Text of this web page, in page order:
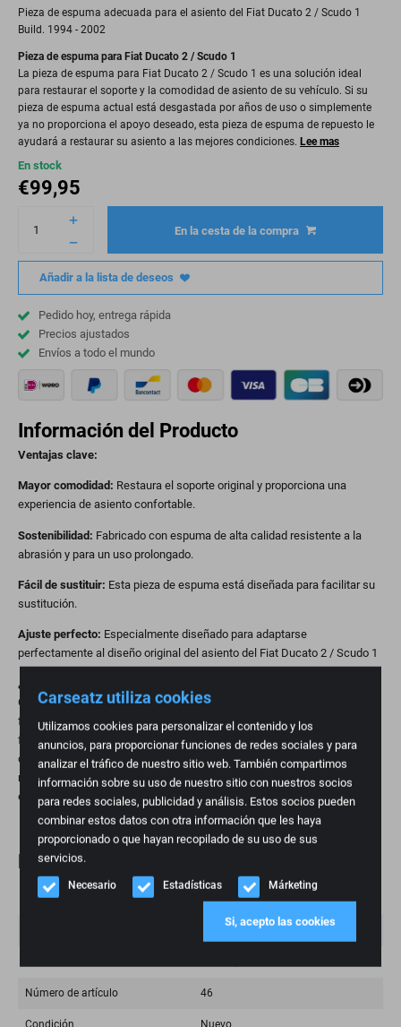
Carseatz utiliza cookies
Utilizamos cookies para personalizar el contenido y los
anuncios, para proporcionar funciones de redes sociales y para
analizar el tráfico de nuestro sitio web. También compartimos
información sobre su uso de nuestro sitio con nuestros socios
para redes sociales, publicidad y análisis. Estos socios pueden
combinar estos datos con otra información que les haya
proporcionado o que hayan recopilado de su uso de sus
servicios.
Necesario Estadísticas Márketing
Si, acepto las cookies
Pieza de espuma adecuada para el asiento del Fiat Ducato 2 / Scudo 1
Build. 1994 - 2002
Pieza de espuma para Fiat Ducato 2 / Scudo 1
La pieza de espuma para Fiat Ducato 2 / Scudo 1 es una solución ideal
para restaurar el soporte y la comodidad de asiento de su vehículo. Si su
pieza de espuma actual está desgastada por años de uso o simplemente
ya no proporciona el apoyo deseado, esta pieza de espuma de repuesto le
ayudará a restaurar su asiento a las mejores condiciones. Lee mas
En stock
€99,95
En la cesta de la compra
Añadir a la lista de deseos
Pedido hoy, entrega rápida
Precios ajustados
Envíos a todo el mundo
Información del Producto
Ventajas clave:
Mayor comodidad: Restaura el soporte original y proporciona una
experiencia de asiento confortable.
Sostenibilidad: Fabricado con espuma de alta calidad resistente a la
abrasión y para un uso prolongado.
Fácil de sustituir: Esta pieza de espuma está diseñada para facilitar su
sustitución.
Ajuste perfecto: Especialmente diseñado para adaptarse
perfectamente al diseño original del asiento del Fiat Ducato 2 / Scudo 1
¿Por qué sustituir una pieza de espuma?
Con el tiempo, la espuma de los asientos de coche puede perder su
forma, lo que reduce la sujeción y el confort. Sustituir la espuma es una
forma práctica y asequible de recuperar el confort y prolongar la vida útil
del asiento. Esto es especialmente importante para las personas que
recorren muchos kilómetros y para quienes valoran los asientos
ergonómicos.
Especificaciones
Peso 1 kg
Número de artículo 46
Condición Nuevo